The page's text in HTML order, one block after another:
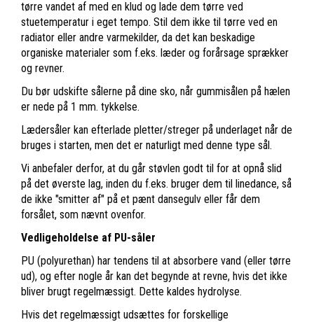
tørre vandet af med en klud og lade dem tørre ved
stuetemperatur i eget tempo. Stil dem ikke til tørre ved en
radiator eller andre varmekilder, da det kan beskadige
organiske materialer som f.eks. læder og forårsage sprækker
og revner.
Du bør udskifte sålerne på dine sko, når gummisålen på hælen
er nede på 1 mm. tykkelse.
Lædersåler kan efterlade pletter/streger på underlaget når de
bruges i starten, men det er naturligt med denne type sål.
Vi anbefaler derfor, at du går støvlen godt til for at opnå slid
på det øverste lag, inden du f.eks. bruger dem til linedance, så
de ikke "smitter af" på et pænt dansegulv eller får dem
forsålet, som nævnt ovenfor.
Vedligeholdelse af PU-såler
PU (polyurethan) har tendens til at absorbere vand (eller tørre
ud), og efter nogle år kan det begynde at revne, hvis det ikke
bliver brugt regelmæssigt. Dette kaldes hydrolyse.
Hvis det regelmæssigt udsættes for forskellige